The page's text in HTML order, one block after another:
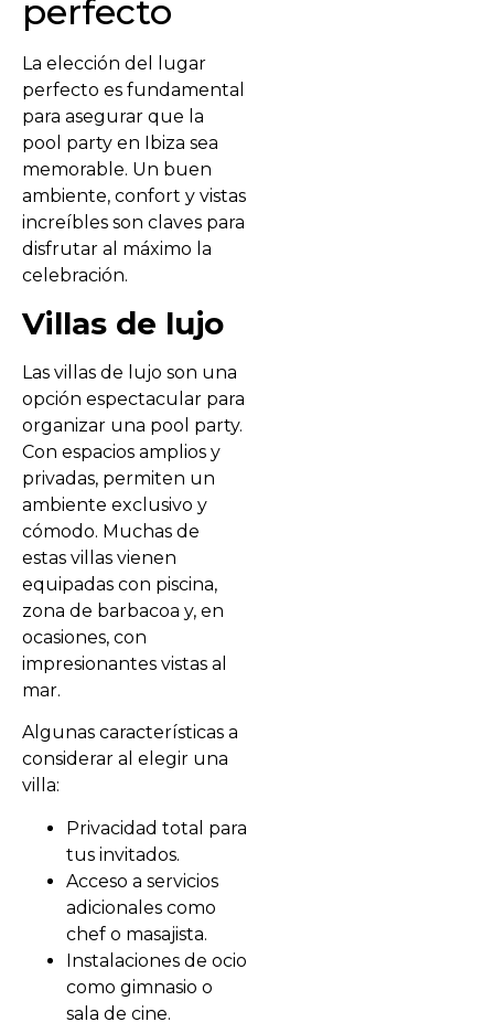
perfecto
La elección del lugar
perfecto es fundamental
para asegurar que la
pool party en Ibiza sea
memorable. Un buen
ambiente, confort y vistas
increíbles son claves para
disfrutar al máximo la
celebración.
Villas de lujo
Las villas de lujo son una
opción espectacular para
organizar una pool party.
Con espacios amplios y
privadas, permiten un
ambiente exclusivo y
cómodo. Muchas de
estas villas vienen
equipadas con piscina,
zona de barbacoa y, en
ocasiones, con
impresionantes vistas al
mar.
Algunas características a
considerar al elegir una
villa:
Privacidad total para
tus invitados.
Acceso a servicios
adicionales como
chef o masajista.
Instalaciones de ocio
como gimnasio o
sala de cine.